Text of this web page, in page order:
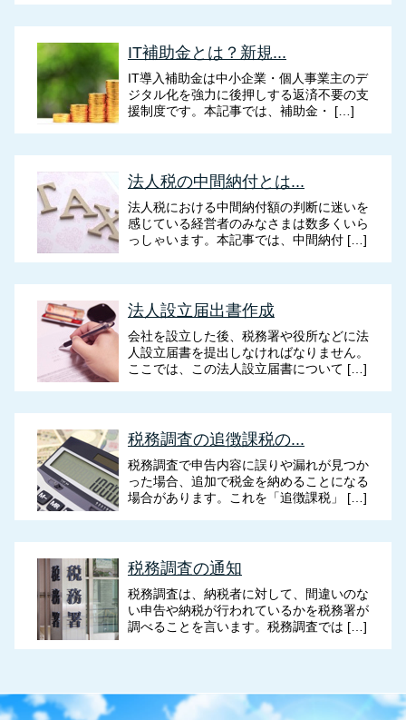
IT補助金とは？新規...
IT導入補助金は中小企業・個人事業主のデ
ジタル化を強力に後押しする返済不要の支
援制度です。本記事では、補助金・ […]
法人税の中間納付とは...
法人税における中間納付額の判断に迷いを
感じている経営者のみなさまは数多くいら
っしゃいます。本記事では、中間納付 […]
法人設立届出書作成
会社を設立した後、税務署や役所などに法
人設立届書を提出しなければなりません。
ここでは、この法人設立届書について […]
税務調査の追徴課税の...
税務調査で申告内容に誤りや漏れが見つか
った場合、追加で税金を納めることになる
場合があります。これを「追徴課税」 […]
税務調査の通知
税務調査は、納税者に対して、間違いのな
い申告や納税が行われているかを税務署が
調べることを言います。税務調査では […]